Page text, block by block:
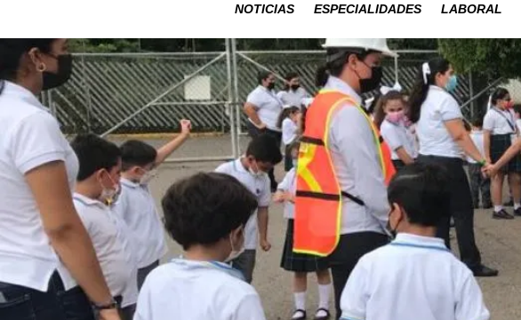
NOTICIAS ESPECIALIDADES LABORAL